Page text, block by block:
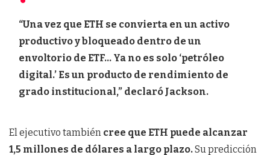
“Una vez que ETH se convierta en un activo
productivo y bloqueado dentro de un
envoltorio de ETF… Ya no es solo ‘petróleo
digital.’ Es un producto de rendimiento de
grado institucional,” declaró Jackson.
El ejecutivo también cree que ETH puede alcanzar
1,5 millones de dólares a largo plazo.Su predicción